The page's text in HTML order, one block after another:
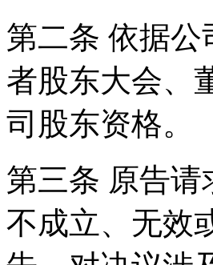
第二条 依据
者股东大会、
司股东资格。
第三条 原告
不成立、无效